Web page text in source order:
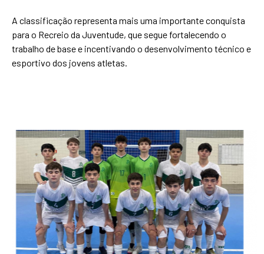
A classificação representa mais uma importante conquista
para o Recreio da Juventude, que segue fortalecendo o
trabalho de base e incentivando o desenvolvimento técnico e
esportivo dos jovens atletas.